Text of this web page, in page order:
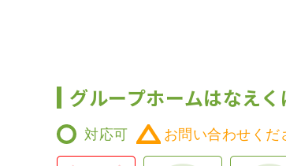
グループホームはなえ
対応可 お問い合わせくだ